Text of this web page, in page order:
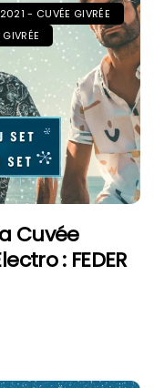
- CUVÉE GIVRÉE
Cuvée
: FEDER